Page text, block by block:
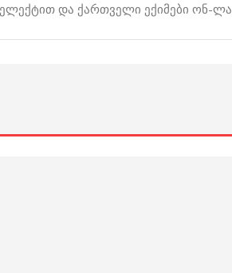
და ქართველი ექიმები ონ-